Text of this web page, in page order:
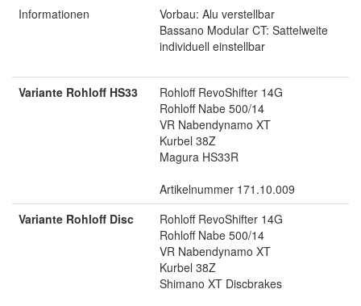
Informationen
Vorbau: Alu verstellbar
Bassano Modular CT: Sattelweite
individuell einstellbar
Variante Rohloff HS33
Rohloff RevoShifter 14G
Rohloff Nabe 500/14
VR Nabendynamo XT
Kurbel 38Z
Magura HS33R
Artikelnummer 171.10.009
Variante Rohloff Disc
Rohloff RevoShifter 14G
Rohloff Nabe 500/14
VR Nabendynamo XT
Kurbel 38Z
Shimano XT Discbrakes